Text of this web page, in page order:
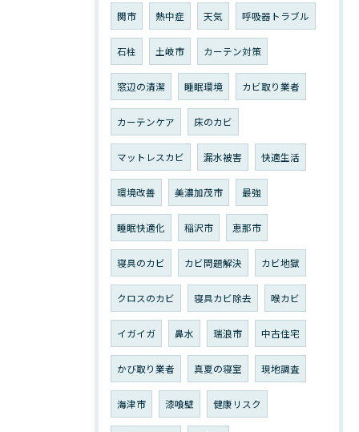
関市 熱中症 天気 呼吸器トラブル
石柱 土岐市 カーテン対策
窓辺の清潔 睡眠環境 カビ取り業者
カーテンケア 床のカビ
マットレスカビ 漏水被害 快適生活
環境改善 美濃加茂市 最強
睡眠快適化 稲沢市 恵那市
寝具のカビ カビ問題解決 カビ地獄
クロスのカビ 寝具カビ除去 喉カビ
イガイガ 鼻水 瑞浪市 中古住宅
かび取り業者 真夏の寝室 現地調査
海津市 漆喰壁 健康リスク